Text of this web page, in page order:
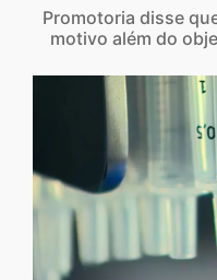
Promotoria disse
motivo além do